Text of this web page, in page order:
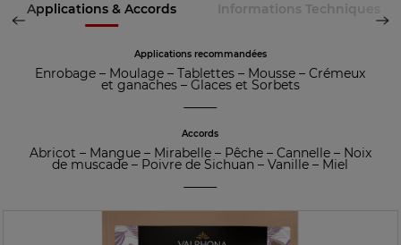
Applications & Accords Informations Techniques
Applications recommandées
Enrobage – Moulage –Tablettes – Mousse –Crémeux
et ganaches– Glaces et Sorbets
Accords
Abricot – Mangue– Mirabelle– Pêche– Cannelle– Noix
de muscade – Poivre de Sichuan –Vanille – Miel